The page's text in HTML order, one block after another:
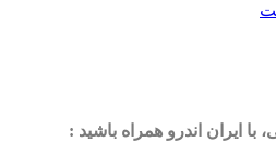
ایران اندرو همراه باشید :